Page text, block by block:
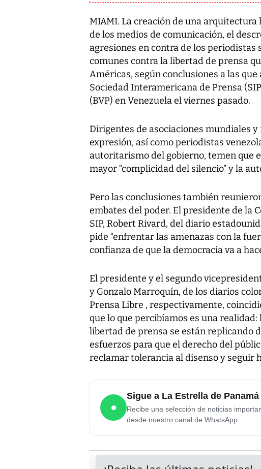
MIAMI. La creación de una
de los medios de comunicación, el
agresiones en contra de los periodistas
comunes contra la libertad de prensa
Américas, según conclusiones a las
Sociedad Interamericana de Prensa
(BVP) en Venezuela el viernes pasado.
Dirigentes de asociaciones mundiales
expresión, así como periodistas
autoritarismo del gobierno, temen que
mayor “complicidad del silencio” y la
Pero las conclusiones también
embates del poder. El presidente de la
SIP, Robert Rivard, del diario
pide “enfrentar las amenazas con la
confianza de que la democracia va a
El presidente y el segundo
y Gonzalo Marroquín, de los diarios
Prensa Libre , respectivamente,
que lo que percibíamos es una
libertad de prensa se están replicando
esfuerzos para que el derecho del
reclamar tolerancia al disenso y seguir
●
Sigue a La Estrella de
Recibe una selección de noticias
desde nuestro canal de WhatsApp.